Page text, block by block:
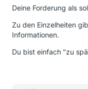
Deine Forderung als
Zu den Einzelheiten
Informationen.
Du bist einfach "zu